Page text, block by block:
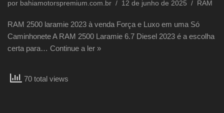
por bahiamotorspremium.com.br 12 de junho de 2025 RAM
RAM 2500 laramie 2023 à venda Força e Luxo em uma Só
Caminhonete A RAM 2500 Laramie 6.7 Diesel 2023 é a escolha
certa para… Continue a ler »
70 total views